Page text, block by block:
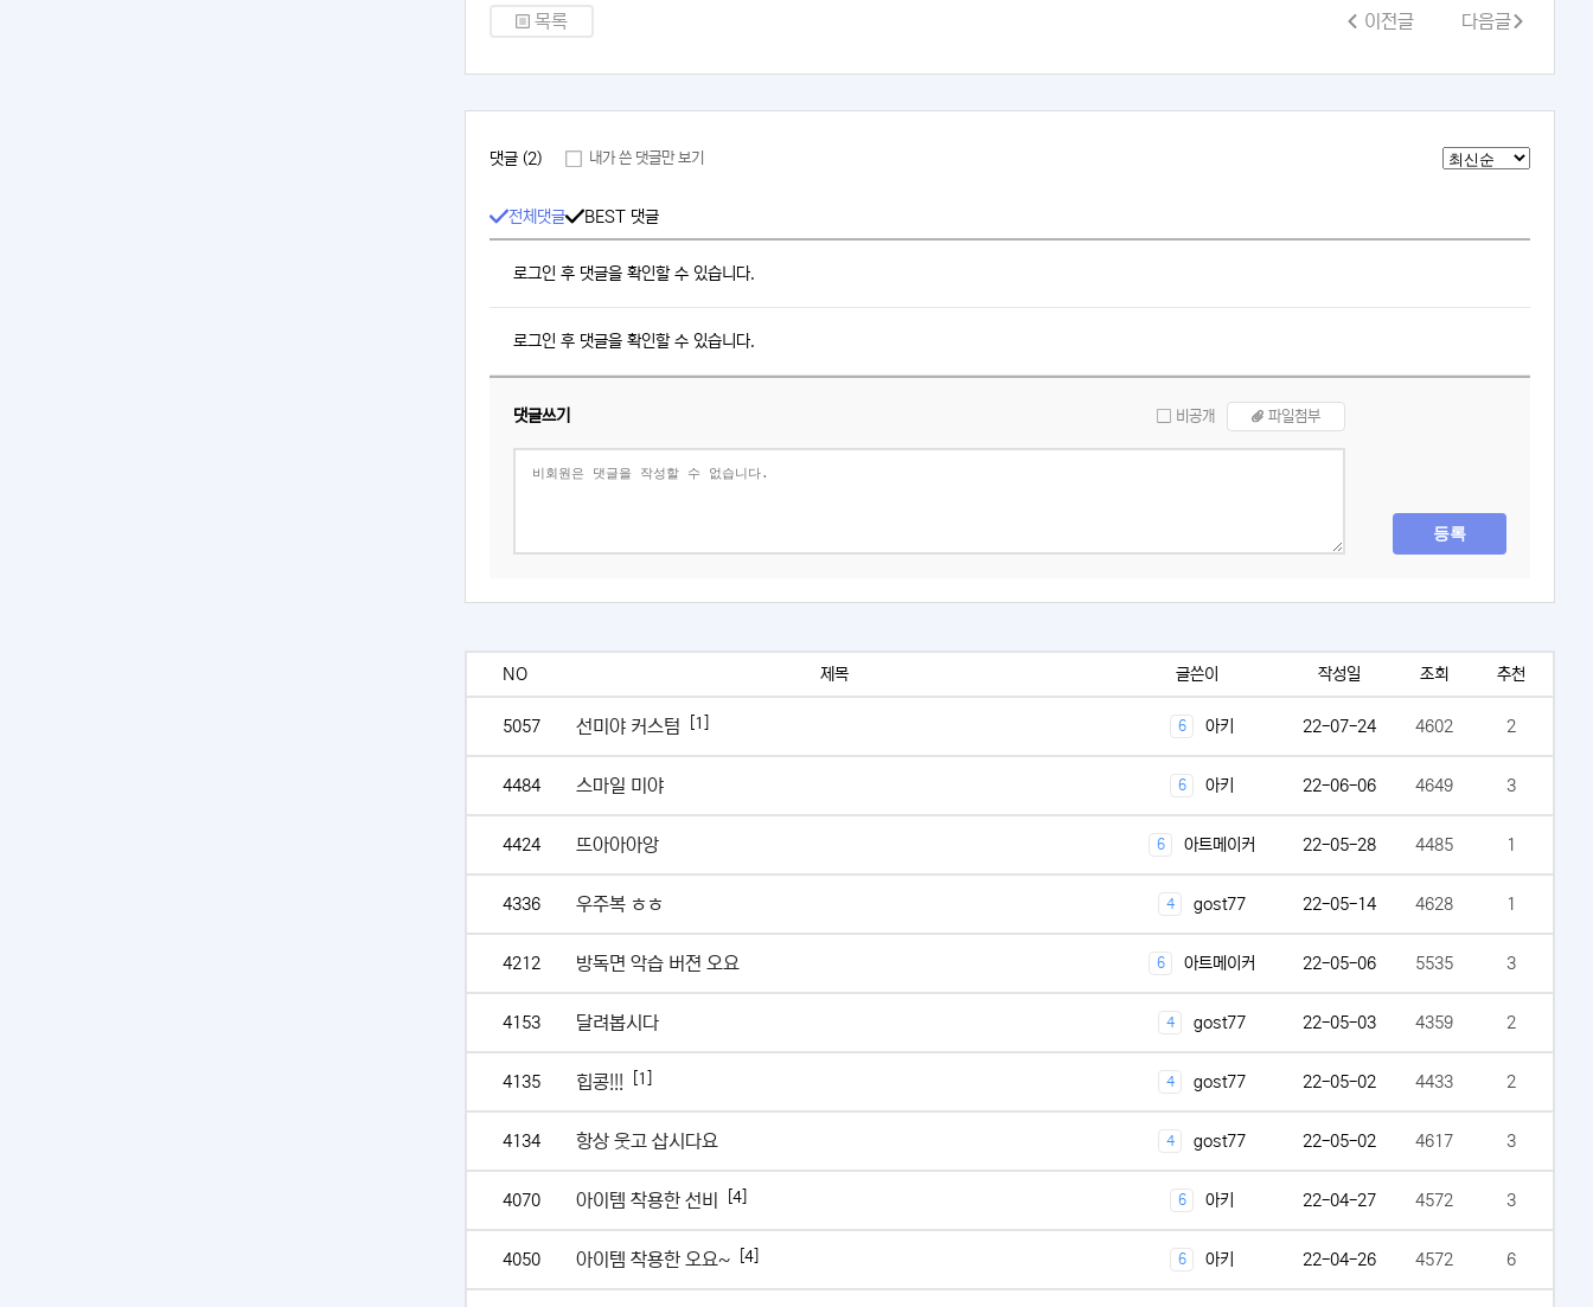
목록 이전글 다음글
댓글 (2) 내가 쓴 댓글만 보기
전체댓글 BEST 댓글
로그인 후 댓글을 확인할 수 있습니다.
로그인 후 댓글을 확인할 수 있습니다.
댓글쓰기 비공개 파일첨부
등록
NO 제목 글쓴이 작성일 조회 추천
5057 선미야 커스텀 [1] 6 아키 22-07-24 4602 2
4484 스마일 미야 6 아키 22-06-06 4649 3
4424 뜨아아아앙 6 아트메이커 22-05-28 4485 1
4336 우주복 ㅎㅎ 4 gost77 22-05-14 4628 1
4212 방독면 악습 버젼 오요 6 아트메이커 22-05-06 5535 3
4153 달려봅시다 4 gost77 22-05-03 4359 2
4135 힙콩!!! [1] 4 gost77 22-05-02 4433 2
4134 항상 웃고 삽시다요 4 gost77 22-05-02 4617 3
4070 아이템 착용한 선비 [4] 6 아키 22-04-27 4572 3
4050 아이템 착용한 오요~ [4] 6 아키 22-04-26 4572 6